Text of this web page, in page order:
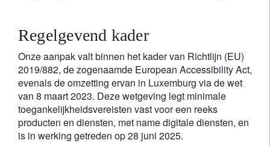
Regelgevend kader
Onze aanpak valt binnen het kader van Richtlijn (EU)
2019/882, de zogenaamde European Accessibility Act,
evenals de omzetting ervan in Luxemburg via de wet
van 8 maart 2023. Deze wetgeving legt minimale
toegankelijkheidsvereisten vast voor een reeks
producten en diensten, met name digitale diensten, en
is in werking getreden op 28 juni 2025.